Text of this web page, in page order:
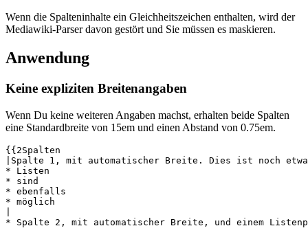
Wenn die Spalteninhalte ein Gleichheitszeichen enthalten, wird der
Mediawiki-Parser davon gestört und Sie müssen es maskieren.
Anwendung
Keine expliziten Breitenangaben
Wenn Du keine weiteren Angaben machst, erhalten beide Spalten
eine Standardbreite von 15em und einen Abstand von 0.75em.
{{2Spalten
|Spalte 1, mit automatischer Breite. Dies ist noch
* Listen
* sind
* ebenfalls
* möglich
* Spalte 2, mit automatischer Breite, und einem